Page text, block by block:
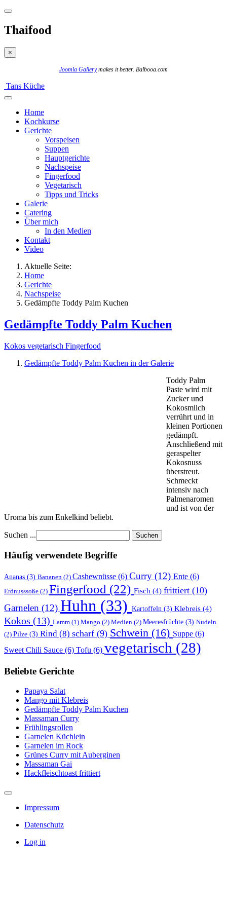
Thaifood
×
Joomla Gallerymakes it better. Balbooa.com
Tans Küche
Home
Kochkurse
Gerichte
Vorspeisen
Suppen
Hauptgerichte
Nachspeise
Fingerfood
Vegetarisch
Tipps und Tricks
Galerie
Catering
Über mich
In den Medien
Kontakt
Video
Aktuelle Seite:
Home
Gerichte
Nachspeise
Gedämpfte Toddy Palm Kuchen
Gedämpfte Toddy Palm Kuchen
Kokos vegetarisch Fingerfood
Gedämpfte Toddy Palm Kuchen in der Galerie
Toddy Palm
Paste wird mit
Zucker und
Kokosmilch
verrührt und in
kleinen Portionen
gedämpft.
Anschließend mit
geraspelter
Kokosnuss
überstreut.
Schmeckt
intensiv nach
Palmenaromen
und ist von der
Uroma bis zum Enkelkind beliebt.
Suchen ... Suchen
Häufig verwendete Begriffe
Ananas (3) Bananen (2) Cashewnüsse (6) Curry (12) Ente (6)
Erdnusssoße (2) Fingerfood (22) Fisch (4) frittiert (10)
Garnelen (12) Huhn (33) Kartoffeln (3) Klebreis (4)
Kokos (13) Lamm (1) Mango (2) Medien (2) Meeresfrüchte (3) Nudeln
(2) Pilze (3) Rind (8) scharf (9) Schwein (16) Suppe (6)
Sweet Chili Sauce (6) Tofu (6) vegetarisch (28)
Beliebte Gerichte
Papaya Salat
Mango mit Klebreis
Gedämpfte Toddy Palm Kuchen
Massaman Curry
Frühlingsrollen
Garnelen Küchlein
Garnelen im Rock
Grünes Curry mit Auberginen
Massaman Gai
Hackfleischtoast frittiert
Impressum
Datenschutz
Log in